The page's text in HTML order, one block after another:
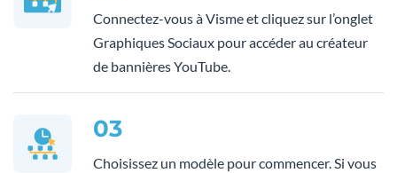
Connectez-vous à Visme et cliquez sur l’onglet
Graphiques Sociaux pour accéder au créateur
de bannières YouTube.
03
Choisissez un modèle pour commencer. Si vous